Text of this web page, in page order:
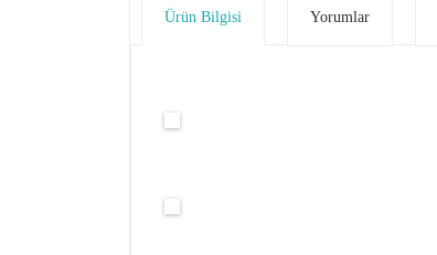
Ürün Bilgisi Yorumlar